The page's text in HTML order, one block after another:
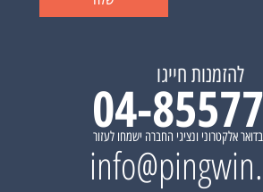
להזמנות חייגו 04-
אלקטרוני ונציגי החברה ישמחו לעזור